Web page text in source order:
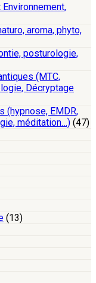
aroma, phyto,
posturologie,
(MTC,
Décryptage
(hypnose, EMDR,
méditation…) (47)
(13)